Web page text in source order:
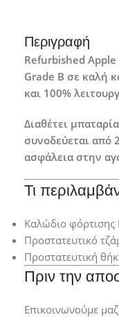
Περιγραφή
Refurbished
Grade B σε καλή
και 100%
Διαθέτει
συνοδεύεται από
ασφάλεια στην
Τι
Καλώδιο
Προστατευτικό
Προστατευτική
Πριν την
Επικοινωνούμε